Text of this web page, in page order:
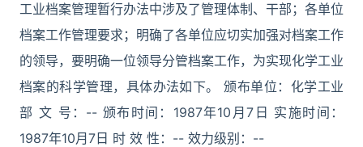
工业档案管理暂行办法中涉及了管理体制、干部；各单位
档案工作管理要求；明确了各单位应切实加强对档案工作
的领导，要明确一位领导分管档案工作，为实现化学工业
档案的科学管理，具体办法如下。 颁布单位：化学工业
部 文 号：-- 颁布时间：1987年10月7日 实施时间：
1987年10月7日 时 效 性：-- 效力级别：--